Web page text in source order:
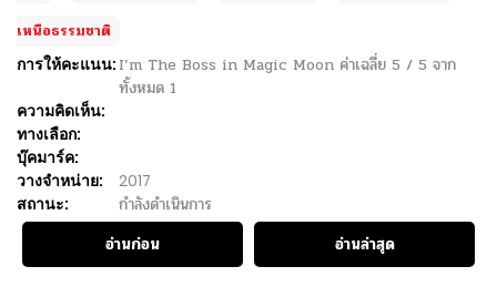
เหนือธรรมชาติ
การให้คะแนน: I’m The Boss in Magic Moon ค่าเฉลี่ย 5 / 5 จาก
ทั้งหมด 1
ความคิดเห็น:
ทางเลือก:
บุ๊คมาร์ค:
วางจำหน่าย:
2017
สถานะ:
กำลังดำเนินการ
อ่านก่อน
อ่านล่าสุด